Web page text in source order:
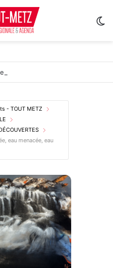
- TOUT METZ
eau menacée, eau